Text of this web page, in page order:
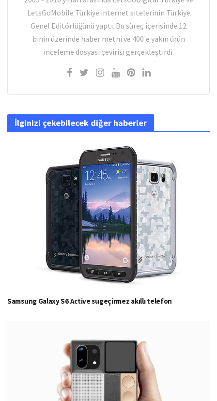
LetsGoMobile Türkiye internet sitelerinin Türkiye
Genel Editörlüğünü yaptı. Bu süreç içerisinde 12
binin üzerinde haber metni ve 400'e yakın ürün
inceleme dosyası çevirisi gerçekleştirdi.
İlginizi çekebilecek diğer haberler
Samsung Galaxy S6 Active sugeçirmez akıllı telefon